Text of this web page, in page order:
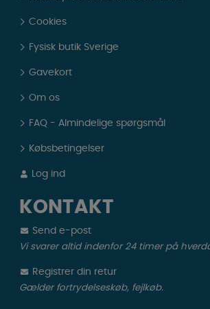
Cookies
Fysisk butik Sverige
Gavekort
Om os
FAQ - Almindelige spørgsmål
Købsbetingelser
Log ind
KONTAKT
Send e-post
Vi svarer altid indenfor 24 timer på
Registrer din retur
Gælder fortrydelseskøb, fejlkøb.